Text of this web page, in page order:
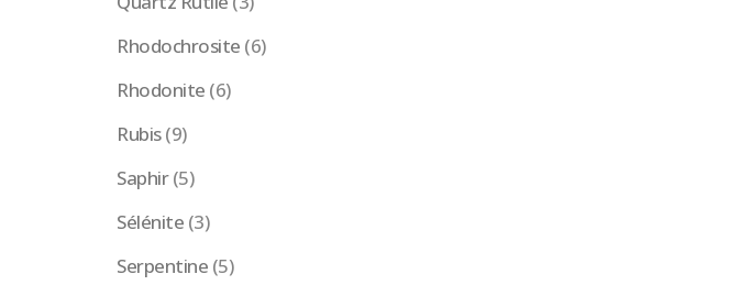
Rhodochrosite (6)
Rhodonite (6)
Rubis(9)
Saphir (5)
Sélénite (3)
Serpentine (5)